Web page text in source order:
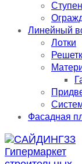
Линейный
Лотки
Фасадная